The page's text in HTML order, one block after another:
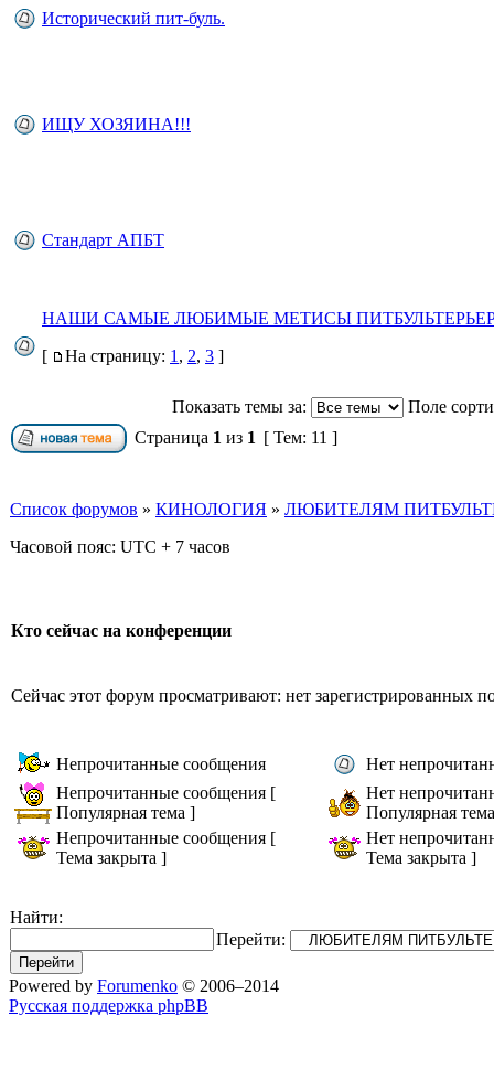
Исторический пит-буль.
ИЩУ ХОЗЯИНА!!!
Стандарт АПБТ
НАШИ САМЫЕ ЛЮБИМЫЕ МЕТИСЫ
[
На страницу: 1 , 2, 3 ]
Показать темы за:
Поле
Страница 1 из 1 [ Тем: 11 ]
Список форумов » КИНОЛОГИЯ » ЛЮБИТЕЛЯМ
Часовой пояс: UTC + 7 часов
Кто сейчас на конференции
Сейчас этот форум просматривают: нет зарегистрированных
Непрочитанные сообщения
Нет
Непрочитанные сообщения [
Популярная тема ]
Нет
Популярная
Непрочитанные сообщения [
Тема закрыта ]
Нет
Тема закрыта ]
Найти:
Перейти:
Powered by Forumenko © 2006–2014
Русская поддержка phpBB